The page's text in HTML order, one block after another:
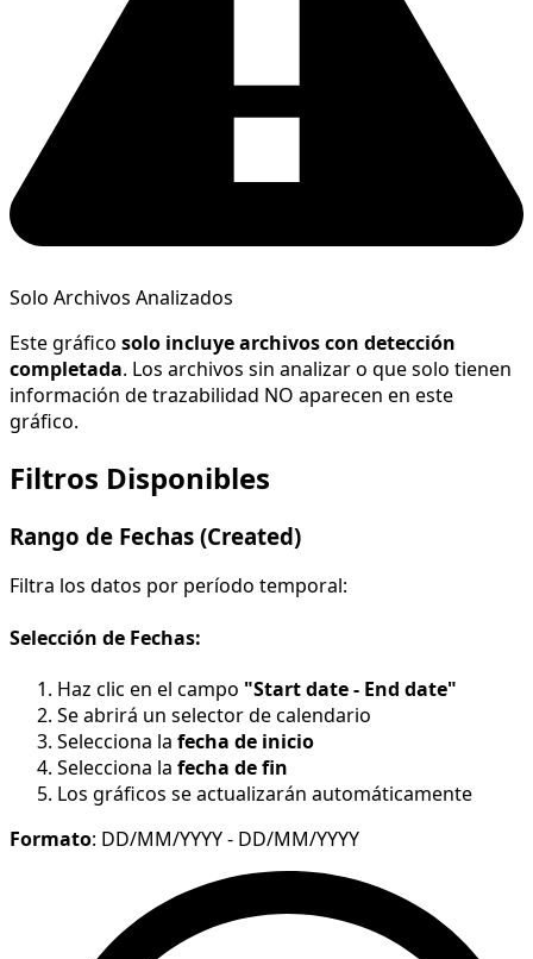
Solo Archivos Analizados
Este gráfico solo incluye archivos con detección
completada. Los archivos sin analizar o que solo tienen
información de trazabilidad NO aparecen en este
gráfico.
Filtros Disponibles
Rango de Fechas (Created)
Filtra los datos por período temporal:
Selección de Fechas:
Haz clic en el campo "Start date - End date"
Se abrirá un selector de calendario
Selecciona la fecha de inicio
Selecciona la fecha de fin
Los gráficos se actualizarán automáticamente
Formato: DD/MM/YYYY - DD/MM/YYYY